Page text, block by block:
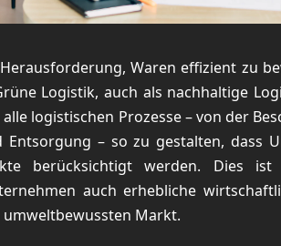
Waren effizient zu
Logistik, auch als nachhaltige
logistischen Prozesse – von der
– so zu gestalten, dass
berücksichtigt werden. Dies
auch erhebliche
Markt.